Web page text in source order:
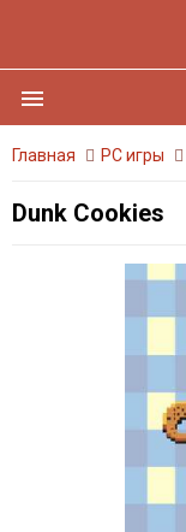
menu
Главная PC игры
Dunk Cookies